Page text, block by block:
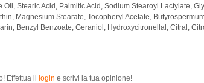
Stearic Acid, Palmitic Acid, Sodium Stearoyl Lactylate,
Magnesium Stearate, Tocopheryl Acetate,
Benzyl Benzoate, Geraniol, Hydroxycitronellal, Citral,
Effettua il login e scrivi la tua opinione!